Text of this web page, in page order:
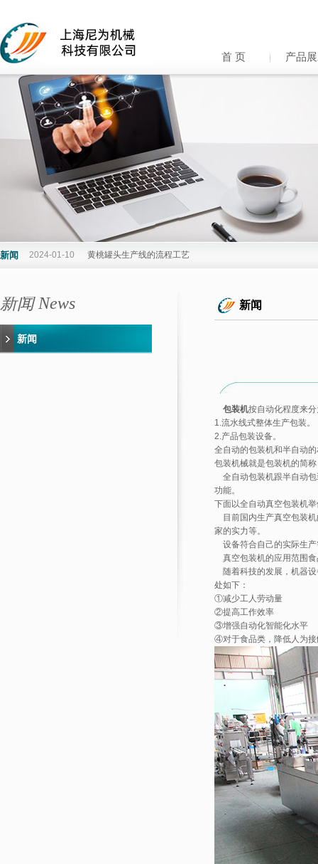
首 页 产品
新闻 2024-01-10 黄桃罐头生产线的流程工艺
新闻 News
新闻
新闻
包装机按自动化程度来
1.流水线式整体生产包装。
2.产品包装设备。
全自动的包装机和半自动
包装机械就是包装机的简称
全自动包装机跟半自动包
功能。
下面以全自动真空包装机
目前国内生产真空包装机
家的实力等。
设备符合自己的实际生产
真空包装机的应用范围食
随着科技的发展，机器设
处如下：
①减少工人劳动量
②提高工作效率
③增强自动化智能化水平
④对于食品类，降低人为